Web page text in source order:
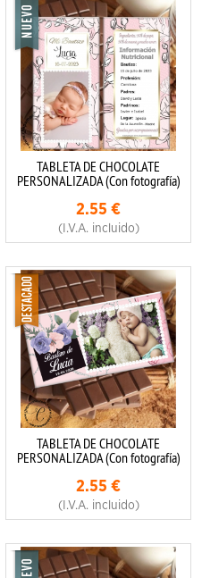
TABLETA DE CHOCOLATE
PERSONALIZADA (Con fotografía)
2.55 €
(I.V.A. incluido)
TABLETA DE CHOCOLATE
PERSONALIZADA (Con fotografía)
2.55 €
(I.V.A. incluido)